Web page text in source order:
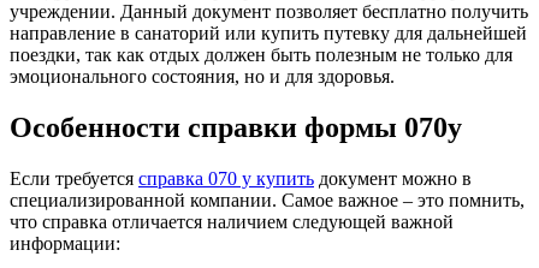
учреждении. Данный документ позволяет бесплатно получить
направление в санаторий или купить путевку для дальнейшей
поездки, так как отдых должен быть полезным не только для
эмоционального состояния, но и для здоровья.
Особенности справки формы 070у
Если требуется справка 070 у купить документ можно в
специализированной компании. Самое важное – это помнить,
что справка отличается наличием следующей важной
информации: